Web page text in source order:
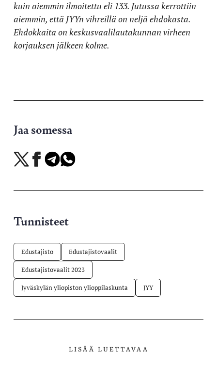
kuin aiemmin ilmoitettu eli 133. Jutussa kerrottiin
aiemmin, että JYYn vihreillä on neljä ehdokasta.
Ehdokkaita on keskusvaalilautakunnan virheen
korjauksen jälkeen kolme.
Jaa somessa
Jaa
X-
Jaa
Facebookissa
Jaa
Telegramissa
Jaa
WhatsAppissa
Tunnisteet
Edustajisto Edustajistovaalit
Edustajistovaalit 2023
Jyväskylän yliopiston ylioppilaskunta JYY
LISÄÄ LUETTAVAA